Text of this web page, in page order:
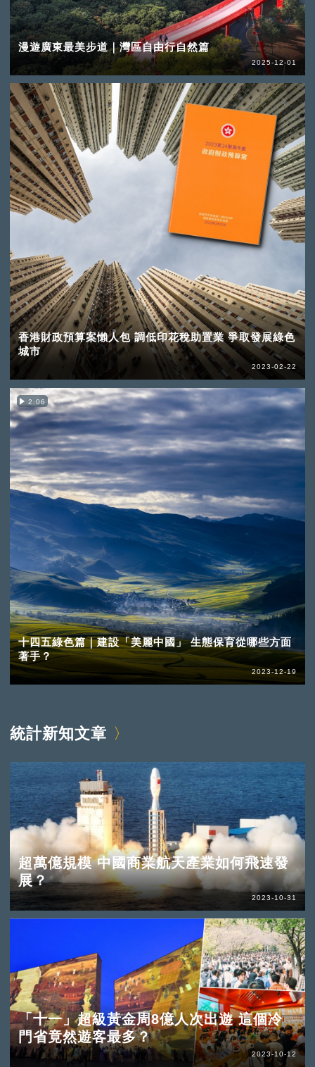
漫遊廣東最美步道｜灣區自由行自然篇
2025-12-01
香港財政預算案懶人包 調低印花稅助置業 爭取發展綠色
城市
2023-02-22
2:06
十四五綠色篇｜建設「美麗中國」 生態保育從哪些方面
著手？
2023-12-19
統計新知文章
超萬億規模 中國商業航天產業如何飛速發
展？
2023-10-31
「十一」超級黃金周8億人次出遊 這個冷
門省竟然遊客最多？
2023-10-12